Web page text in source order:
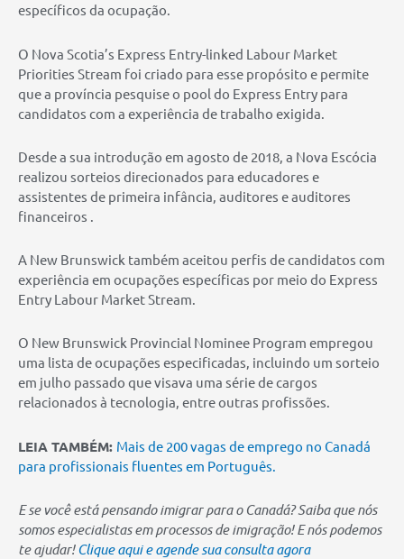
específicos da ocupação.
O Nova Scotia’s Express Entry-linked Labour Market
Priorities Stream foi criado para esse propósito e permite
que a província pesquise o pool do Express Entry para
candidatos com a experiência de trabalho exigida.
Desde a sua introdução em agosto de 2018, a Nova Escócia
realizou sorteios direcionados para educadores e
assistentes de primeira infância, auditores e auditores
financeiros .
A New Brunswick também aceitou perfis de candidatos com
experiência em ocupações específicas por meio do Express
Entry Labour Market Stream.
O New Brunswick Provincial Nominee Program empregou
uma lista de ocupações especificadas, incluindo um sorteio
em julho passado que visava uma série de cargos
relacionados à tecnologia, entre outras profissões.
LEIA TAMBÉM: Mais de 200 vagas de emprego no Canadá
para profissionais fluentes em Português.
E se você está pensando imigrar para o Canadá? Saiba que nós
somos especialistas em processos de imigração! E nós podemos
te ajudar!Clique aqui e agende sua consulta agora